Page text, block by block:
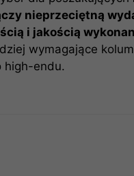
nieprzeciętną
i jakością
wymagające
high-endu.